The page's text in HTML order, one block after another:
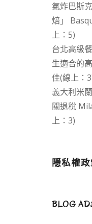
氣炸巴斯
焙」
上：5)
台北高級
生適合的
佳(線上：
義大利米
關退稅
上：3)
隱私權
BLOG